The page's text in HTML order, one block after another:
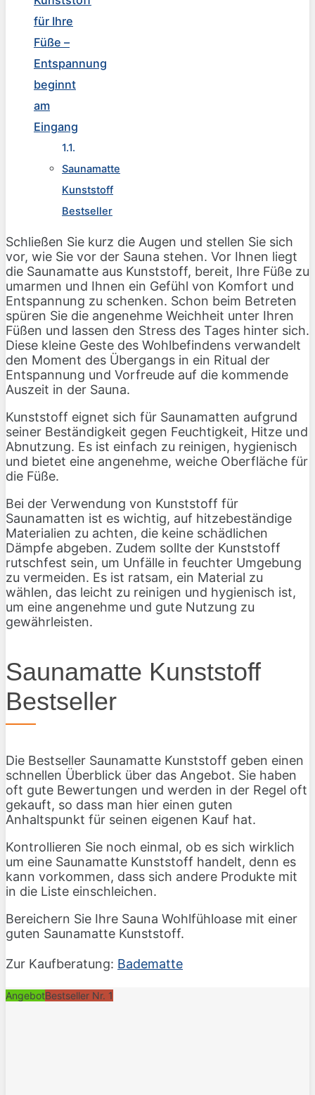
für Ihre
Füße –
Entspannung
beginnt
am
Eingang
Saunamatte
Kunststoff
Bestseller
Schließen Sie kurz die Augen und stellen Sie sich
vor, wie Sie vor der Sauna stehen. Vor Ihnen liegt
die Saunamatte aus Kunststoff, bereit, Ihre Füße zu
umarmen und Ihnen ein Gefühl von Komfort und
Entspannung zu schenken. Schon beim Betreten
spüren Sie die angenehme Weichheit unter Ihren
Füßen und lassen den Stress des Tages hinter sich.
Diese kleine Geste des Wohlbefindens verwandelt
den Moment des Übergangs in ein Ritual der
Entspannung und Vorfreude auf die kommende
Auszeit in der Sauna.
Kunststoff eignet sich für Saunamatten aufgrund
seiner Beständigkeit gegen Feuchtigkeit, Hitze und
Abnutzung. Es ist einfach zu reinigen, hygienisch
und bietet eine angenehme, weiche Oberfläche für
die Füße.
Bei der Verwendung von Kunststoff für
Saunamatten ist es wichtig, auf hitzebeständige
Materialien zu achten, die keine schädlichen
Dämpfe abgeben. Zudem sollte der Kunststoff
rutschfest sein, um Unfälle in feuchter Umgebung
zu vermeiden. Es ist ratsam, ein Material zu
wählen, das leicht zu reinigen und hygienisch ist,
um eine angenehme und gute Nutzung zu
gewährleisten.
Saunamatte Kunststoff
Bestseller
Die Bestseller Saunamatte Kunststoff geben einen
schnellen Überblick über das Angebot. Sie haben
oft gute Bewertungen und werden in der Regel oft
gekauft, so dass man hier einen guten
Anhaltspunkt für seinen eigenen Kauf hat.
Kontrollieren Sie noch einmal, ob es sich wirklich
um eine Saunamatte Kunststoff handelt, denn es
kann vorkommen, dass sich andere Produkte mit
in die Liste einschleichen.
Bereichern Sie Ihre Sauna Wohlfühloase mit einer
guten Saunamatte Kunststoff.
Zur Kaufberatung: Badematte
AngebotBestseller Nr. 1